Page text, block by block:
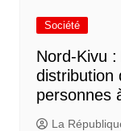
Société
Nord-Kivu
distribution
personnes
La